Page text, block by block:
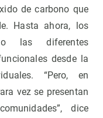
de carbono que
Hasta ahora, los
las diferentes
desde la
“Pero, en
vez se presentan
dice